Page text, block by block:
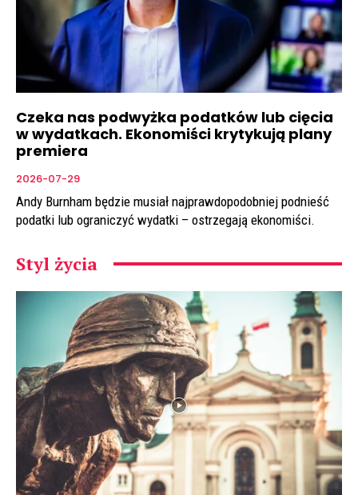
Czeka nas podwyżka podatków lub cięcia
w wydatkach. Ekonomiści krytykują plany
premiera
2026-07-29
Andy Burnham będzie musiał najprawdopodobniej podnieść
podatki lub ograniczyć wydatki – ostrzegają ekonomiści.
Styl życia